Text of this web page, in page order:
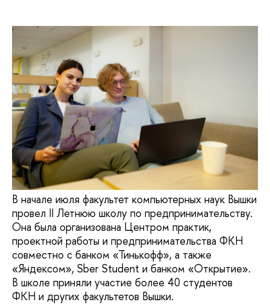
В начале июля факультет компьютерных наук Вышки
провел II Летнюю школу по предпринимательству.
Она была организована Центром практик,
проектной работы и предпринимательства ФКН
совместно с банком «Тинькофф», а также
«Яндексом», Sber Student и банком «Открытие».
В школе приняли участие более 40 студентов
ФКН и других факультетов Вышки.